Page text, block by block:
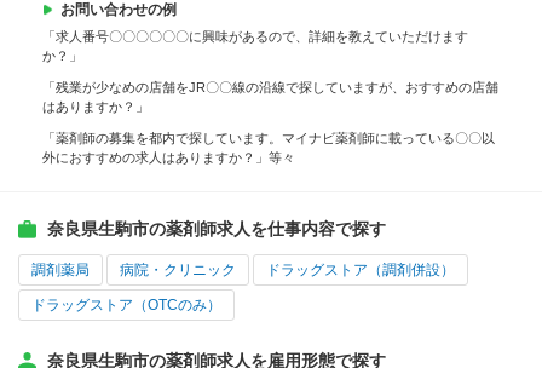
お問い合わせの例
「求人番号〇〇〇〇〇〇に興味があるので、詳細を教えていただけます
か？」
「残業が少なめの店舗をJR〇〇線の沿線で探していますが、おすすめの店舗
はありますか？」
「薬剤師の募集を都内で探しています。マイナビ薬剤師に載っている〇〇以
外におすすめの求人はありますか？」等々
奈良県生駒市の薬剤師求人を仕事内容で探す
調剤薬局 病院・クリニック ドラッグストア（調剤併設）
ドラッグストア（OTCのみ）
奈良県生駒市の薬剤師求人を雇用形態で探す